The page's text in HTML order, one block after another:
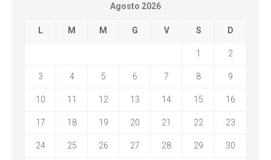
Agosto 2026
L M M G V S D
1 2
3 4 5 6 7 8 9
10 11 12 13 14 15 16
17 18 19 20 21 22 23
24 25 26 27 28 29 30